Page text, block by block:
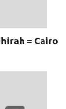
= Cairo.